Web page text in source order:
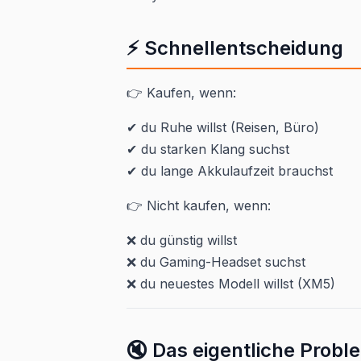
⚡ Schnellentscheidung
👉 Kaufen, wenn:
✔ du Ruhe willst (Reisen, Büro)
✔ du starken Klang suchst
✔ du lange Akkulaufzeit brauchst
👉 Nicht kaufen, wenn:
❌ du günstig willst
❌ du Gaming-Headset suchst
❌ du neuestes Modell willst (XM5)
🔇 Das eigentliche